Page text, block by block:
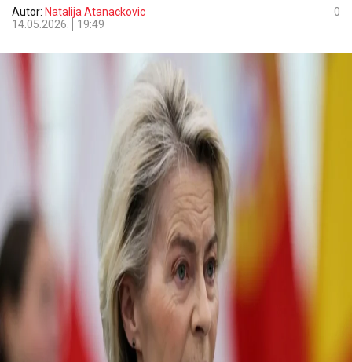
Autor: Natalija Atanackovic
14.05.2026.
19:49
0